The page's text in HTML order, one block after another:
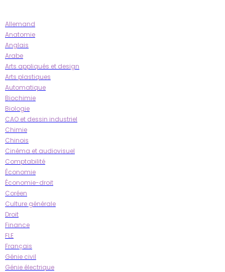
Allemand
Anatomie
Anglais
Arabe
Arts appliqués et design
Arts plastiques
Automatique
Biochimie
Biologie
CAO et dessin industriel
Chimie
Chinois
Cinéma et audiovisuel
Comptabilité
Économie
Économie-droit
Coréen
Culture générale
Droit
Finance
FLE
Français
Génie civil
Génie électrique